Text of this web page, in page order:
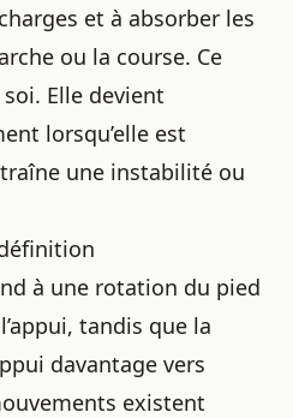
et à absorber les
ou la course. Ce
Elle devient
lorsqu’elle est
une instabilité ou
à une rotation du pied
tandis que la
davantage vers
existent